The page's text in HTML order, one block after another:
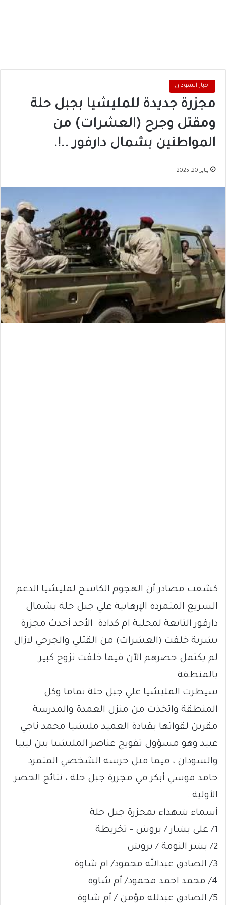
اخبار السودان
مجزرة جديدة للمليشيا بجبل حلة
ومقتل وجرح (العشرات) من
المواطنين بشمال دارفور ..!.
يناير 20, 2025
كشفت مصادر أن الهجوم الكاسح لمليشيا الدعم
السريع المتمردة الإرهابية علي جبل حلة بشمال
دارفور التابعة لمحلية ام كدادة الأحد أحدث مجزرة
بشرية خلفت (العشرات) من القتلي والجرحي لازال
لم يكتمل حصرهم الآن فيما خلفت نزوح كبير
بالمنطقة .
سيطرت المليشيا علي جبل حلة تماما وكل
المنطقة واتخذت من منزل العمدة والمدرسة
مقرين لقواتها بقيادة العميد مليشيا محمد ناجي
عبيد وهو مسؤول تفويج عناصر المليشيا بين ليبيا
والسودان ، فيما قتل حرسه الشخصي المتمرد
حامد موسي أبكر في مجزرة جبل حلة ، نتائج الحصر
الأولية ..
أسماء شهداء بمجزرة جبل حلة
1/ على بشار / بروش – تخريطة
2/ بشر النومة / بروش
3/ الصادق عبدالله محمود/ ام شاوة
4/ محمد احمد محمود/ أم شاوة
5/ الصادق عبدلله مؤمن / أم شاوة